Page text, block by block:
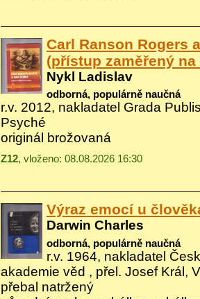
Carl Ranson Rogers
(přístup zaměřený
Nykl Ladislav
odborná, populárně naučná
r.v. 2012, nakladatel Grada
Psyché
originál brožovaná
Z12, vloženo: 08.08.2026 16:30
Výraz emocí u
Darwin Charles
odborná, populárně naučná
r.v. 1964, nakladatel
akademie věd , přel. Josef Král,
přebal natržený